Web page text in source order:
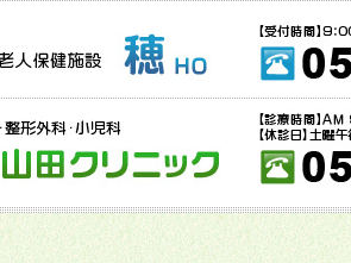
穂の畑 第２弾→こちら
6月にちなんだ作品の作成中→ こちら